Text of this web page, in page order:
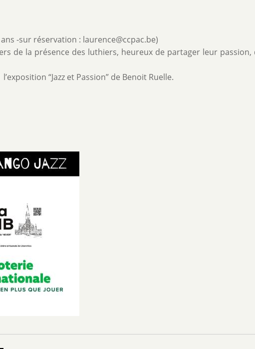
-sur réservation : laurence@ccpac.be)
de la présence des luthiers, heureux de partager leur passion,
“Jazz et Passion” de Benoit Ruelle.